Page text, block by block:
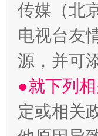
受贿1.44亿
传媒（北
电视台友
源，并可
●就下列
定或相关